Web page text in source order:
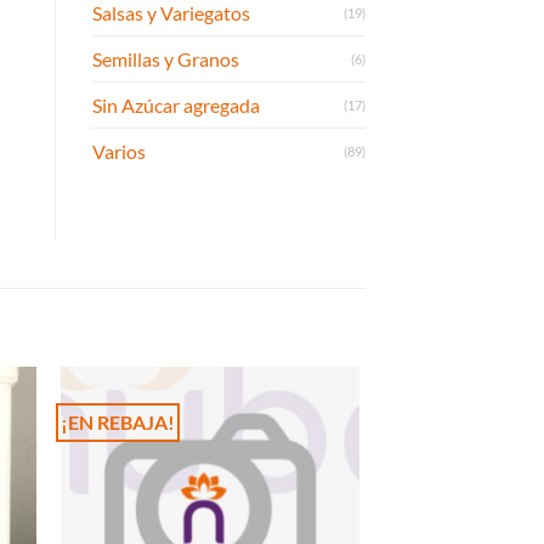
Salsas y Variegatos (19)
Semillas y Granos (6)
Sin Azúcar agregada (17)
Varios (89)
¡EN REBAJA!